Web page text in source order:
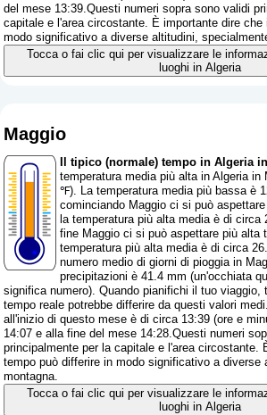
del mese 13:39.Questi numeri sopra sono validi
capitale e l'area circostante. È importante dire
modo significativo a diverse altitudini,
Tocca o fai clic qui per visualizzare le
luoghi in Algeria
Maggio
Il tipico (normale) tempo in Algeria
temperatura media più alta in Algeria
℉). La temperatura media più bassa è
cominciando Maggio ci si può
la temperatura più alta media è di
fine Maggio ci si può aspettare più alta
temperatura più alta media è di circa
numero medio di giorni di pioggia in
precipitazioni è 41.4 mm (un'occhiata
significa numero). Quando pianifichi il tuo viaggio,
tempo reale potrebbe differire da questi valori
all'inizio di questo mese è di circa 13:39 (ore e
14:07 e alla fine del mese 14:28.Questi numeri
principalmente per la capitale e l'area circostante.
tempo può differire in modo significativo a diverse
montagna.
Tocca o fai clic qui per visualizzare le
luoghi in Algeria